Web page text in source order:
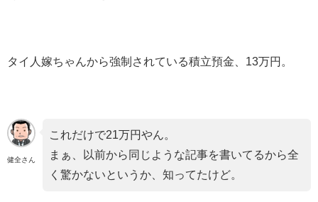
タイ人嫁ちゃんから強制されている積立預金、13万円。
健全さん
これだけで21万円やん。
まぁ、以前から同じような記事を書いてるから全
く驚かないというか、知ってたけど。